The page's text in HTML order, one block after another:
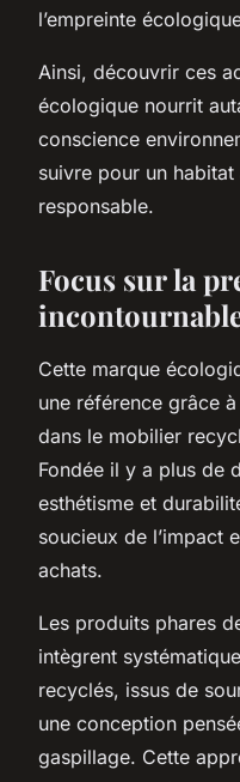
l’empreinte
Ainsi, découvrir ces
écologique nourrit
conscience
suivre pour un
responsable.
Focus sur la
Cette marque
une référence grâce
dans le mobilier
Fondée il y a plus de
esthétisme et
soucieux de l’impact
achats.
Les produits phares
intègrent
recyclés, issus de
une conception
gaspillage. Cette